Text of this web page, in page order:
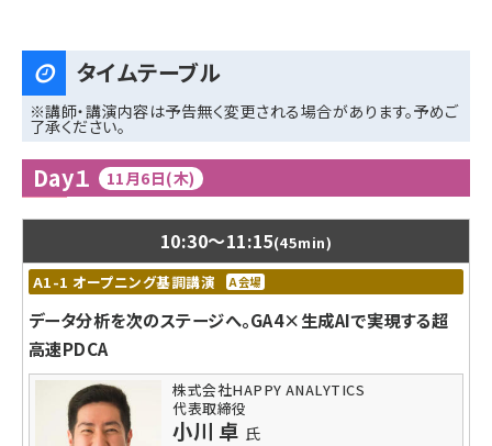
タイムテーブル
※講師・講演内容は予告無く変更される場合があります。予めご
了承ください。
Day１ 11月6日(木)
10:30～11:15(45min)
A1-1 オープニング基調講演
A会場
データ分析を次のステージへ。GA4×生成AIで実現する超
高速PDCA
株式会社HAPPY ANALYTICS
代表取締役
小川 卓 氏